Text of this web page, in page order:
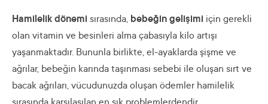
Hamilelik dönemi sırasında, bebeğin gelişimi için gerekli
olan vitamin ve besinleri alma çabasıyla kilo artışı
yaşanmaktadır. Bununla birlikte, el-ayaklarda şişme ve
ağrılar, bebeğin karında taşınması sebebi ile oluşan sırt ve
bacak ağrıları, vücudunuzda oluşan ödemler hamilelik